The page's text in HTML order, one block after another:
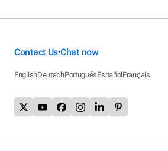
Contact Us•Chat now
EnglishDeutschPortuguêsEspañolFrançais